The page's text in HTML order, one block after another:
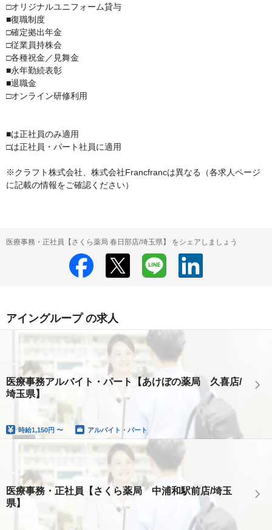
□オリジナルユニフォーム貸与
■復職制度
□確定拠出年金
□従業員持株会
□各種祝金／見舞金
■永年勤続表彰
■退職金
□オンライン研修利用
■は正社員のみ適用
□は正社員・パート社員に適用
※クラフト株式会社、株式会社Francfrancは異なる（各求人ページ
に記載の情報をご確認ください）
医療事務・正社員【さくら薬局 春日部店/埼玉県】 をシェアしましょう
アイングループ の求人
医療事務アルバイト・パート【あけぼの薬局 久喜店/
埼玉県】
時給1,150円 〜 アルバイト・パート
医療事務・正社員【さくら薬局 中浦和駅前店/埼玉
県】